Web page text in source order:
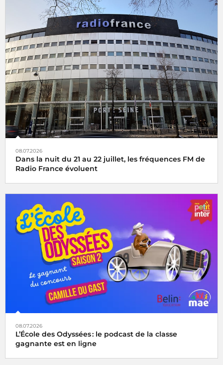
08.07.2026
Dans la nuit du 21 au 22 juillet, les fréquences FM de
Radio France évoluent
08.07.2026
L’École des Odyssées : le podcast de la classe
gagnante est en ligne